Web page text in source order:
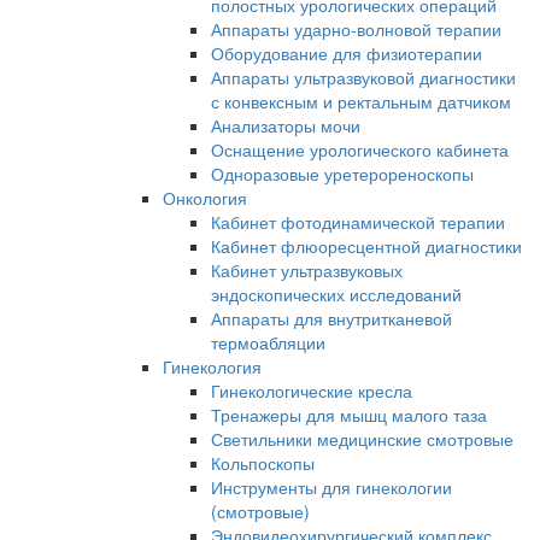
полостных урологических операций
Аппараты ударно-волновой терапии
Оборудование для физиотерапии
Аппараты ультразвуковой диагностики
с конвексным и ректальным датчиком
Анализаторы мочи
Оснащение урологического кабинета
Одноразовые уретерореноскопы
Онкология
Кабинет фотодинамической терапии
Кабинет флюоресцентной диагностики
Кабинет ультразвуковых
эндоскопических исследований
Аппараты для внутритканевой
термоабляции
Гинекология
Гинекологические кресла
Тренажеры для мышц малого таза
Светильники медицинские смотровые
Кольпоскопы
Инструменты для гинекологии
(смотровые)